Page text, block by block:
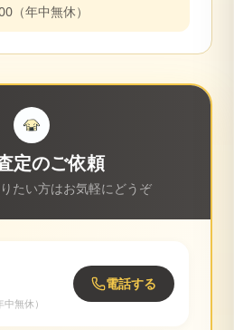
（年中無休）
定のご依頼
たい方はお気軽にどうぞ
無休）
電話する